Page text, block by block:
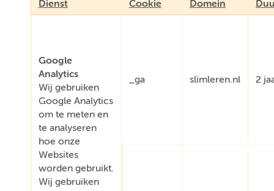
Dienst Cookie Domein
Google
Analytics
Wij gebruiken
Google Analytics
om te meten en
te analyseren
hoe onze
Websites
worden gebruikt.
Wij gebruiken
_ga slimleren.nl 2